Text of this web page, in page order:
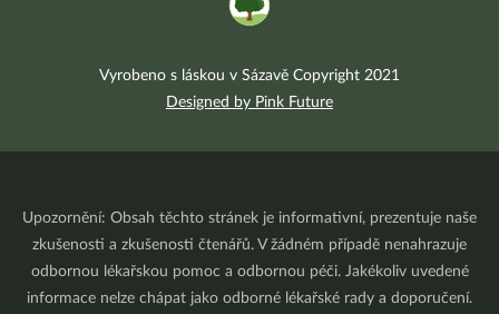
Vyrobeno s láskou v Sázavě Copyright 2021
Designed by Pink Future
Upozornění: Obsah těchto stránek je informativní, prezentuje naše
zkušenosti a zkušenosti čtenářů. V žádném případě nenahrazuje
odbornou lékařskou pomoc a odbornou péči. Jakékoliv uvedené
informace nelze chápat jako odborné lékařské rady a doporučení.